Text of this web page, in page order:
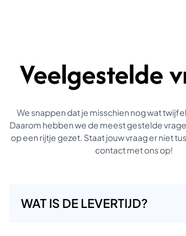
Veelgestelde
We snappen dat je misschien nog wat
Daarom hebben we de meest gestelde
op een rijtje gezet. Staat jouw vraag er niet
contact met ons op!
WAT IS DE LEVERTIJD?